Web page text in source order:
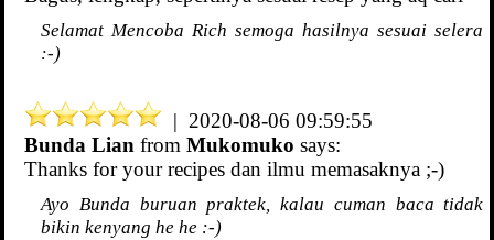
Selamat Mencoba Rich semoga hasilnya sesuai selera
:-)
| 2020-08-06 09:59:55
Bunda Lian from Mukomuko says:
Thanks for your recipes dan ilmu memasaknya ;-)
Ayo Bunda buruan praktek, kalau cuman baca tidak
bikin kenyang he he :-)